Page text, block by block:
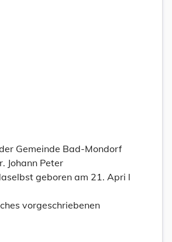
Gemeinde Bad-Mondorf
Johann Peter
geboren am 21. Apri l
vorgeschriebenen